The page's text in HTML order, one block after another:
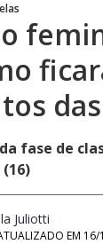
fase de
Juliotti
EM 16/